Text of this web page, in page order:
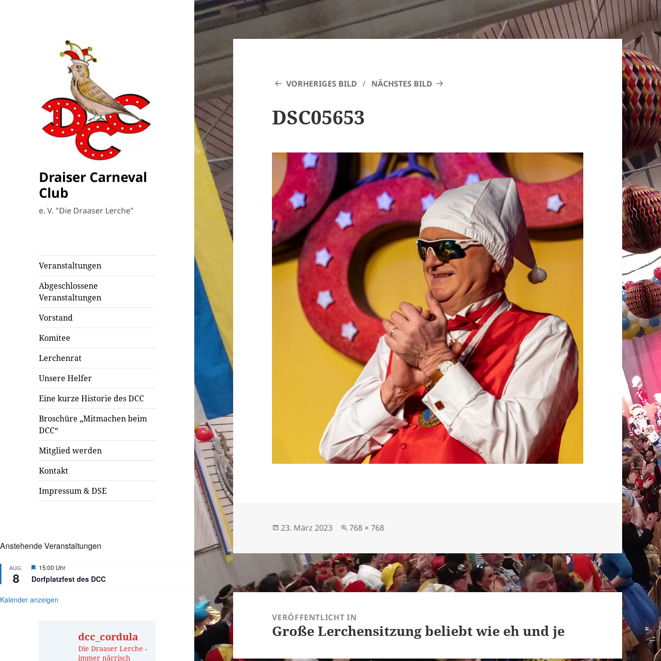
Draiser Carneval
Club
e. V. "Die Draaser Lerche"
Veranstaltungen
Abgeschlossene
Veranstaltungen
Vorstand
Komitee
Lerchenrat
Unsere Helfer
Eine kurze Historie des DCC
Broschüre „Mitmachen beim
DCC“
Mitglied werden
Kontakt
Impressum & DSE
Anstehende Veranstaltungen
AUG.
8
Hervorgehoben
15:00 Uhr
Dorfplatzfest des DCC
Kalender anzeigen
dcc_cordula
Die Draaser Lerche -
immer närrisch
VORHERIGES BILD NÄCHSTES BILD
DSC05653
Veröffentlicht
23. März 2023 Originalgröße
768 × 768
Beitragsnavigation
VERÖFFENTLICHT IN
Große Lerchensitzung beliebt wie eh und je